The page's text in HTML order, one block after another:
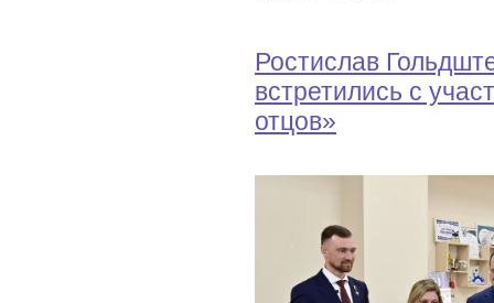
Ростислав
встретились с
отцов»